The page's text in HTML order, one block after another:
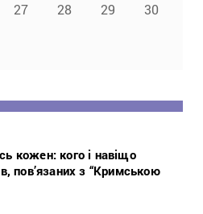
27 28 29
30
кожен: кого і навіщо
пов’язаних з “Кримською